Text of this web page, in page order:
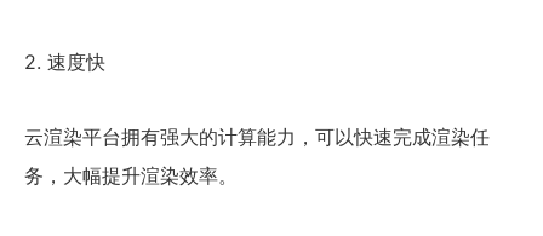
2. 速度快
云渲染平台拥有强大的计算能力，可以快速完成渲染任
务， 大幅提升渲染效率。